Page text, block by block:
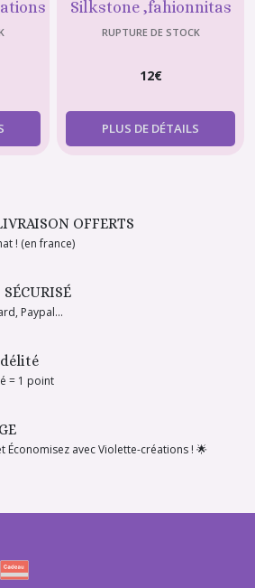
Silkstone ,fahionnitas
N°6
RUPTURE DE STOCK
12€
PLUS DE DÉTAILS
OFFERTS
! (en france)
Paypal...
= 1 point
Économisez avec Violette-créations ! 🌟